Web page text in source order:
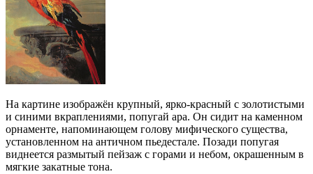
На картине изображён крупный, ярко-красный с золотистыми
и синими вкраплениями, попугай ара. Он сидит на каменном
орнаменте, напоминающем голову мифического существа,
установленном на античном пьедестале. Позади попугая
виднеется размытый пейзаж с горами и небом, окрашенным в
мягкие закатные тона.